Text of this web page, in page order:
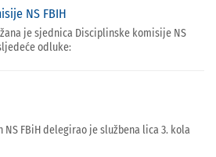
NS FBIH
je sjednica Disciplinske komisije NS
odluke:
FBiH delegirao je službena lica 3. kola